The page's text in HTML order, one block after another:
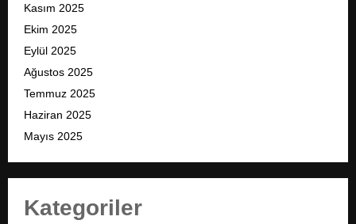
Kasım 2025
Ekim 2025
Eylül 2025
Ağustos 2025
Temmuz 2025
Haziran 2025
Mayıs 2025
Kategoriler